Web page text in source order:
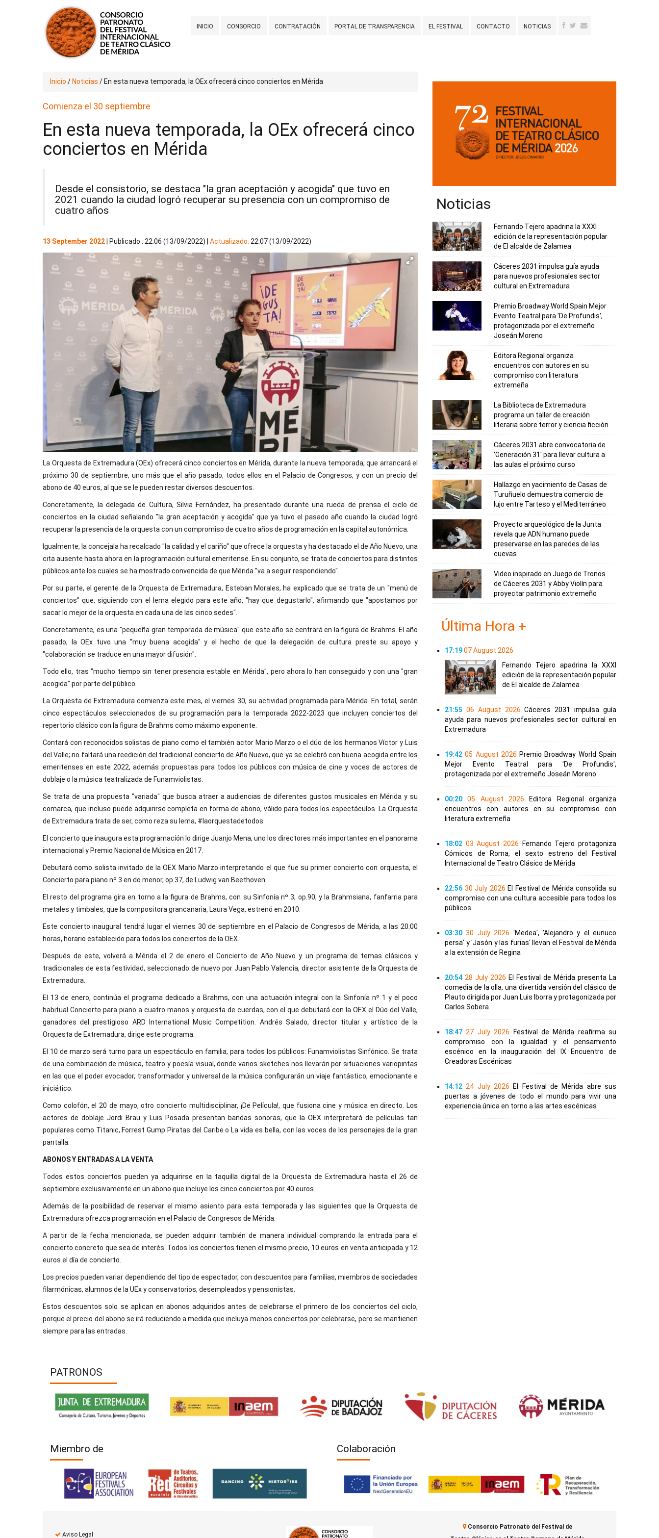
INICIO CONSORCIO CONTRATACIÓN PORTAL DE TRANSPARENCIA EL FESTIVAL CONTACTO NOTICIAS
Inicio / Noticias / En esta nueva temporada, la OEx ofrecerá cinco conciertos en Mérida
Comienza el 30 septiembre
En esta nueva temporada, la OEx ofrecerá cinco
conciertos en Mérida
Desde el consistorio, se destaca "la gran aceptación y acogida" que tuvo en
2021 cuando la ciudad logró recuperar su presencia con un compromiso de
cuatro años
13 September 2022 | Publicado : 22:06 (13/09/2022) | Actualizado: 22:07 (13/09/2022)
La Orquesta de Extremadura (OEx) ofrecerá cinco conciertos en Mérida, durante la nueva temporada, que arrancará el
próximo 30 de septiembre, uno más que el año pasado, todos ellos en el Palacio de Congresos, y con un precio del
abono de 40 euros, al que se le pueden restar diversos descuentos.
Concretamente, la delegada de Cultura, Silvia Fernández, ha presentado durante una rueda de prensa el ciclo de
conciertos en la ciudad señalando "la gran aceptación y acogida" que ya tuvo el pasado año cuando la ciudad logró
recuperar la presencia de la orquesta con un compromiso de cuatro años de programación en la capital autonómica.
Igualmente, la concejala ha recalcado "la calidad y el cariño" que ofrece la orquesta y ha destacado el de Año Nuevo, una
cita ausente hasta ahora en la programación cultural emeritense. En su conjunto, se trata de conciertos para distintos
públicos ante los cuales se ha mostrado convencida de que Mérida "va a seguir respondiendo".
Por su parte, el gerente de la Orquesta de Extremadura, Esteban Morales, ha explicado que se trata de un "menú de
conciertos" que, siguiendo con el lema elegido para este año, "hay que degustarlo", afirmando que "apostamos por
sacar lo mejor de la orquesta en cada una de las cinco sedes".
Concretamente, es una "pequeña gran temporada de música" que este año se centrará en la figura de Brahms. El año
pasado, la OEx tuvo una "muy buena acogida" y el hecho de que la delegación de cultura preste su apoyo y
"colaboración se traduce en una mayor difusión".
Todo ello, tras "mucho tiempo sin tener presencia estable en Mérida", pero ahora lo han conseguido y con una "gran
acogida" por parte del público.
La Orquesta de Extremadura comienza este mes, el viernes 30, su actividad programada para Mérida. En total, serán
cinco espectáculos seleccionados de su programación para la temporada 2022-2023 que incluyen conciertos del
repertorio clásico con la figura de Brahms como máximo exponente.
Contará con reconocidos solistas de piano como el también actor Mario Marzo o el dúo de los hermanos Víctor y Luis
del Valle; no faltará una reedición del tradicional concierto de Año Nuevo, que ya se celebró con buena acogida entre los
emeritenses en este 2022, además propuestas para todos los públicos con música de cine y voces de actores de
doblaje o la música teatralizada de Funamviolistas.
Se trata de una propuesta "variada" que busca atraer a audiencias de diferentes gustos musicales en Mérida y su
comarca, que incluso puede adquirirse completa en forma de abono, válido para todos los espectáculos. La Orquesta
de Extremadura trata de ser, como reza su lema, #laorquestadetodos.
El concierto que inaugura esta programación lo dirige Juanjo Mena, uno los directores más importantes en el panorama
internacional y Premio Nacional de Música en 2017.
Debutará como solista invitado de la OEX Mario Marzo interpretando el que fue su primer concierto con orquesta, el
Concierto para piano nº 3 en do menor, op.37, de Ludwig van Beethoven.
El resto del programa gira en torno a la figura de Brahms, con su Sinfonía nº 3, op.90, y la Brahmsiana, fanfarria para
metales y timbales, que la compositora grancanaria, Laura Vega, estrenó en 2010.
Este concierto inaugural tendrá lugar el viernes 30 de septiembre en el Palacio de Congresos de Mérida, a las 20:00
horas, horario establecido para todos los conciertos de la OEX.
Después de este, volverá a Mérida el 2 de enero el Concierto de Año Nuevo y un programa de temas clásicos y
tradicionales de esta festividad, seleccionado de nuevo por Juan Pablo Valencia, director asistente de la Orquesta de
Extremadura.
El 13 de enero, continúa el programa dedicado a Brahms, con una actuación integral con la Sinfonía nº 1 y el poco
habitual Concierto para piano a cuatro manos y orquesta de cuerdas, con el que debutará con la OEX el Dúo del Valle,
ganadores del prestigioso ARD International Music Competition. Andrés Salado, director titular y artístico de la
Orquesta de Extremadura, dirige este programa.
El 10 de marzo será turno para un espectáculo en familia, para todos los públicos: Funamviolistas Sinfónico. Se trata
de una combinación de música, teatro y poesía visual, donde varios sketches nos llevarán por situaciones variopintas
en las que el poder evocador, transformador y universal de la música configurarán un viaje fantástico, emocionante e
iniciático.
Como colofón, el 20 de mayo, otro concierto multidisciplinar, ¡De Película!, que fusiona cine y música en directo. Los
actores de doblaje Jordi Brau y Luis Posada presentan bandas sonoras, que la OEX interpretará de películas tan
populares como Titanic, Forrest Gump Piratas del Caribe o La vida es bella, con las voces de los personajes de la gran
pantalla.
ABONOS Y ENTRADAS A LA VENTA
Todos estos conciertos pueden ya adquirirse en la taquilla digital de la Orquesta de Extremadura hasta el 26 de
septiembre exclusivamente en un abono que incluye los cinco conciertos por 40 euros.
Además de la posibilidad de reservar el mismo asiento para esta temporada y las siguientes que la Orquesta de
Extremadura ofrezca programación en el Palacio de Congresos de Mérida.
A partir de la fecha mencionada, se pueden adquirir también de manera individual comprando la entrada para el
concierto concreto que sea de interés. Todos los conciertos tienen el mismo precio, 10 euros en venta anticipada y 12
euros el día de concierto.
Los precios pueden variar dependiendo del tipo de espectador, con descuentos para familias, miembros de sociedades
filarmónicas, alumnos de la UEx y conservatorios, desempleados y pensionistas.
Estos descuentos solo se aplican en abonos adquiridos antes de celebrarse el primero de los conciertos del ciclo,
porque el precio del abono se irá reduciendo a medida que incluya menos conciertos por celebrarse, pero se mantienen
siempre para las entradas.
Noticias
Fernando Tejero apadrina la XXXI
edición de la representación popular
de El alcalde de Zalamea
Cáceres 2031 impulsa guía ayuda
para nuevos profesionales sector
cultural en Extremadura
Premio Broadway World Spain Mejor
Evento Teatral para 'De Profundis',
protagonizada por el extremeño
Joseán Moreno
Editora Regional organiza
encuentros con autores en su
compromiso con literatura
extremeña
La Biblioteca de Extremadura
programa un taller de creación
literaria sobre terror y ciencia ficción
Cáceres 2031 abre convocatoria de
'Generación 31' para llevar cultura a
las aulas el próximo curso
Hallazgo en yacimiento de Casas de
Turuñuelo demuestra comercio de
lujo entre Tarteso y el Mediterráneo
Proyecto arqueológico de la Junta
revela que ADN humano puede
preservarse en las paredes de las
cuevas
Video inspirado en Juego de Tronos
de Cáceres 2031 y Abby Violín para
proyectar patrimonio extremeño
Última Hora +
17:1907 August 2026
Fernando Tejero apadrina la XXXI
edición de la representación popular
de El alcalde de Zalamea
21:55 06 August 2026 Cáceres 2031 impulsa guía
ayuda para nuevos profesionales sector cultural en
Extremadura
19:42 05 August 2026 Premio Broadway World Spain
Mejor Evento Teatral para 'De Profundis',
protagonizada por el extremeño Joseán Moreno
00:20 05 August 2026
Editora Regional organiza
encuentros con autores en su compromiso con
literatura extremeña
18:02 03 August 2026
Fernando Tejero protagoniza
Cómicos de Roma, el sexto estreno del Festival
Internacional de Teatro Clásico de Mérida
22:56 30 July 2026 El Festival de Mérida consolida su
compromiso con una cultura accesible para todos los
públicos
03:30 30 July 2026 'Medea', 'Alejandro y el eunuco
persa' y 'Jasón y las furias' llevan el Festival de Mérida
a la extensión de Regina
20:54 28 July 2026 El Festival de Mérida presenta La
comedia de la olla, una divertida versión del clásico de
Plauto dirigida por Juan Luis Iborra y protagonizada por
Carlos Sobera
18:47 27 July 2026
Festival de Mérida reafirma su
compromiso con la igualdad y el pensamiento
escénico en la inauguración del IX Encuentro de
Creadoras Escénicas
14:12 24 July 2026
El Festival de Mérida abre sus
puertas a jóvenes de todo el mundo para vivir una
experiencia única en torno a las artes escénicas
PATRONOS
Miembro de Colaboración
Aviso Legal
Consorcio Patronato del Festival de